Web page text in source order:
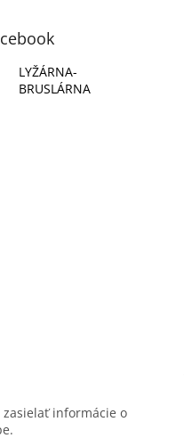
LYŽÁRNA-
BRUSLÁRNA
zasielať informácie o